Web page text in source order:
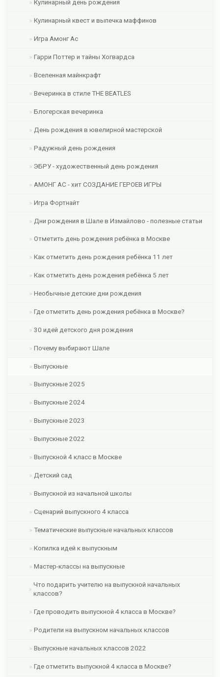
Кулинарный день рождения
Кулинарный квест и выпечка маффинов
Игра Амонг Ас
Гарри Поттер и тайны Хогвардса
Вселенная майнкрафт
Вечеринка в стиле THE BEATLES
Блогерская вечеринка
День рождения в ювелирной мастерской
Радужный день рождения
ЭБРУ - художественный день рождения
АМОНГ АС - хит СОЗДАНИЕ ГЕРОЕВ ИГРЫ
Игра Фортнайт
Дни рождения в Шале в Измайлово - полезные статьи
Отметить день рождения ребёнка в Москве
Как отметить день рождения ребёнка 11 лет
Как отметить день рождения ребёнка 5 лет
Необычные детские дни рождения
Где отметить день рождения ребёнка в Москве?
30 идей детского дня рождения
Почему выбирают Шале
Выпускные
Выпускные 2025
Выпускные 2024
Выпускные 2023
Выпускные 2022
Выпускной 4 класс в Москве
Детский сад
Выпускной из начальной школы
Сценарий выпускного 4 класса
Тематические выпускные начальных классов
Копилка идей к выпускным
Мастер-классы на выпускные
Что подарить учителю на выпускной начальных
классов?
Где проводить выпускной 4 класса в Москве?
Родители на выпускном начальных классов
Выпускные начальных классов 2022
Где отметить выпускной 4 класса в Москве?